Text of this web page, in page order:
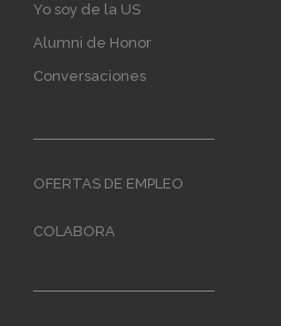
Yo soy de la US
Alumni de Honor
Conversaciones
OFERTAS DE EMPLEO
COLABORA